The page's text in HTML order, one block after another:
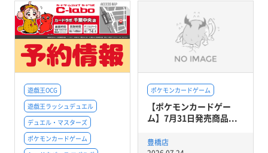
ポケモンカードゲーム
【ポケモンカードゲー
ム】7月31日発売商品...
豊橋店
遊戯王OCG
遊戯王ラッシュデュエル
デュエル・マスターズ
ポケモンカードゲーム